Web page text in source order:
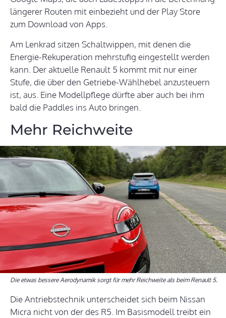
längerer Routen mit einbezieht und der Play Store
zum Download von Apps.
Am Lenkrad sitzen Schaltwippen, mit denen die
Energie-Rekuperation mehrstufig eingestellt werden
kann. Der aktuelle Renault 5 kommt mit nur einer
Stufe, die über den Getriebe-Wählhebel anzusteuern
ist, aus. Eine Modellpflege dürfte aber auch bei ihm
bald die Paddles ins Auto bringen.
Mehr Reichweite
Die etwas bessere Aerodynamik sorgt für mehr Reichweite als beim Renault 5.
Die Antriebstechnik unterscheidet sich beim Nissan
Micra nicht von der des R5. Im Basismodell treibt ein